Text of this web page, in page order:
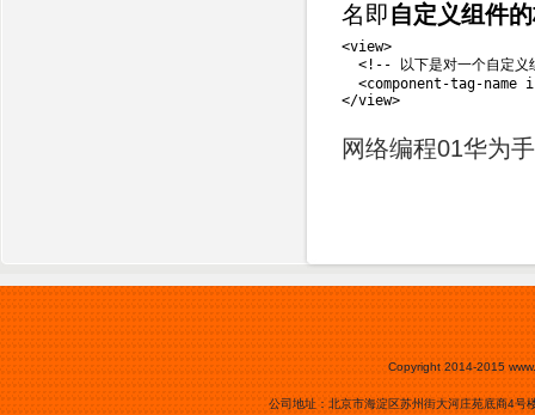
名即自定义组件
<view>
< ! -- 以下是对一个自定
<component -tag-name
</view>
网络编程01华为
Copyright 2014-2015
公司地址：北京市海淀区苏州街大河庄苑底商4